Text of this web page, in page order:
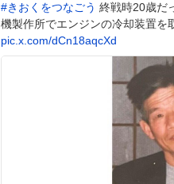
#きおくをつなごう 終戦時20歳だ
機製作所でエンジンの冷却装置を
pic.x.com/dCn18aqcXd